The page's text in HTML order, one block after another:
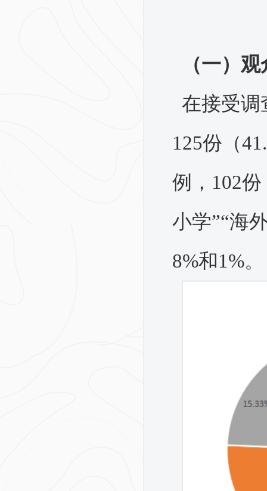
（一）
在接受调
125份（
例，102
小学”“海
8%和1%。